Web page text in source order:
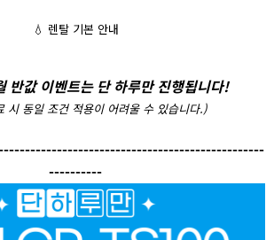
💧 렌탈 기본 안내
반값 이벤트는 단 하루만 진행됩니다!
시 동일 조건 적용이 어려울 수 있습니다.)
----------